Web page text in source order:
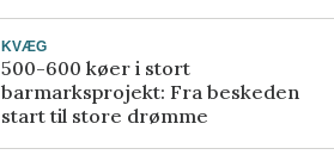
KVÆG
500-600 køer i stort
barmarksprojekt: Fra beskeden
start til store drømme